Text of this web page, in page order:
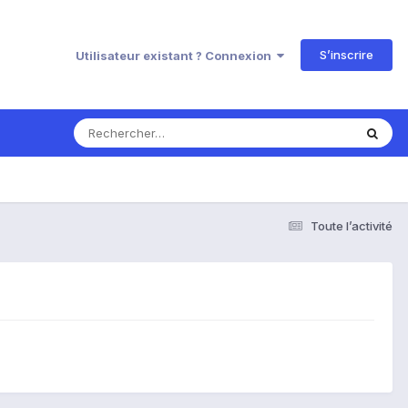
Utilisateur existant ? Connexion S’inscrire
Toute l’activité